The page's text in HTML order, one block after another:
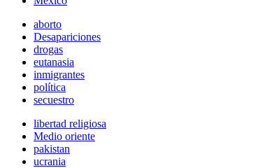
aborto
Desapariciones
drogas
eutanasia
inmigrantes
política
secuestro
libertad religiosa
Medio oriente
pakistan
ucrania